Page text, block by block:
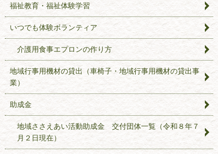
福祉教育・福祉体験学習
いつでも体験ボランティア
介護用食事エプロンの作り方
地域行事用機材の貸出（車椅子・地域行事用機材の貸出事
業）
助成金
地域ささえあい活動助成金 交付団体一覧（令和８年７
月２日現在）